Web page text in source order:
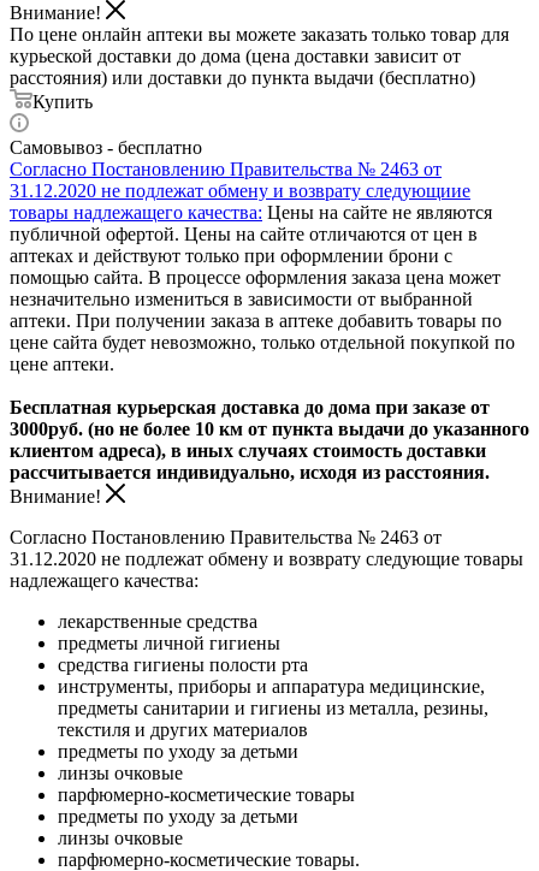
Внимание!
По цене онлайн аптеки вы можете заказать только товар для
курьеской доставки до дома (цена доставки зависит от
расстояния) или доставки до пункта выдачи (бесплатно)
Купить
Самовывоз - бесплатно
Согласно Постановлению Правительства № 2463 от
31.12.2020 не подлежат обмену и возврату следующиие
товары надлежащего качества: Цены на сайте не являются
публичной офертой. Цены на сайте отличаются от цен в
аптеках и действуют только при оформлении брони с
помощью сайта. В процессе оформления заказа цена может
незначительно измениться в зависимости от выбранной
аптеки. При получении заказа в аптеке добавить товары по
цене сайта будет невозможно, только отдельной покупкой по
цене аптеки.
Бесплатная курьерская доставка до дома при заказе от
3000руб. (но не более 10 км от пункта выдачи до указанного
клиентом адреса), в иных случаях стоимость доставки
рассчитывается индивидуально, исходя из расстояния.
Внимание!
Согласно Постановлению Правительства № 2463 от
31.12.2020 не подлежат обмену и возврату следующие товары
надлежащего качества:
лекарственные средства
предметы личной гигиены
средства гигиены полости рта
инструменты, приборы и аппаратура медицинские,
предметы санитарии и гигиены из металла, резины,
текстиля и других материалов
предметы по уходу за детьми
линзы очковые
парфюмерно-косметические товары
предметы по уходу за детьми
линзы очковые
парфюмерно-косметические товары.